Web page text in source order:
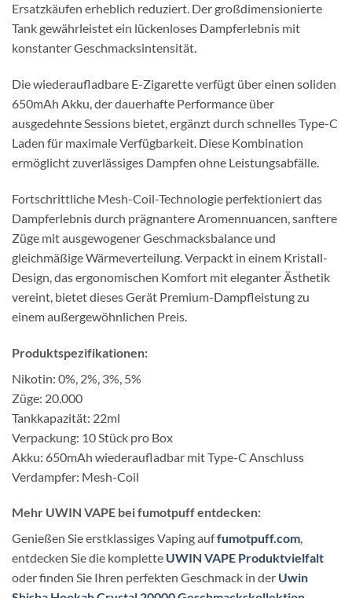
Ersatzkäufen erheblich reduziert. Der großdimensionierte
Tank gewährleistet ein lückenloses Dampferlebnis mit
konstanter Geschmacksintensität.
Die wiederaufladbare E-Zigarette verfügt über einen soliden
650mAh Akku, der dauerhafte Performance über
ausgedehnte Sessions bietet, ergänzt durch schnelles Type-C
Laden für maximale Verfügbarkeit. Diese Kombination
ermöglicht zuverlässiges Dampfen ohne Leistungsabfälle.
Fortschrittliche Mesh-Coil-Technologie perfektioniert das
Dampferlebnis durch prägnantere Aromennuancen, sanftere
Züge mit ausgewogener Geschmacksbalance und
gleichmäßige Wärmeverteilung. Verpackt in einem Kristall-
Design, das ergonomischen Komfort mit eleganter Ästhetik
vereint, bietet dieses Gerät Premium-Dampfleistung zu
einem außergewöhnlichen Preis.
Produktspezifikationen:
Nikotin: 0%, 2%, 3%, 5%
Züge: 20.000
Tankkapazität: 22ml
Verpackung: 10 Stück pro Box
Akku: 650mAh wiederaufladbar mit Type-C Anschluss
Verdampfer: Mesh-Coil
Mehr UWIN VAPE bei fumotpuff entdecken:
Genießen Sie erstklassiges Vaping auffumotpuff.com,
entdecken Sie die komplette UWIN VAPE Produktvielfalt
oder finden Sie Ihren perfekten Geschmack in der Uwin